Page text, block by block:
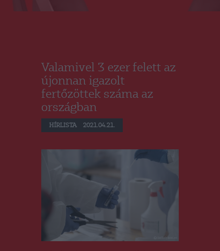
Stáb
RO
Valamivel 3 ezer felett az
újonnan igazolt
fertőzöttek száma az
országban
HÍRLISTA 2021.04.21.